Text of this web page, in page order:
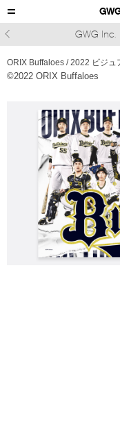
GWG Inc.
ORIX Buffaloes / 2022 ビジュ
©︎2022 ORIX Buffaloes
